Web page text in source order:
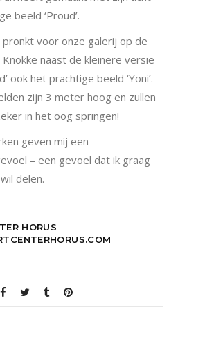
beeld ‘Proud’.
pronkt voor onze galerij op de
Knokke naast de kleinere versie
ook het prachtige beeld ‘Yoni’.
zijn 3 meter hoog en zullen
in het oog springen!
geven mij een
– een gevoel dat ik graag
delen.
HORUS